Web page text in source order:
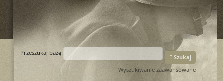
Przeszukaj bazę
Szukaj
Wyszukiwanie zaawansowane